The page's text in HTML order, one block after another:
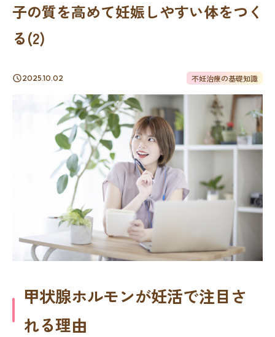
子の質を高めて妊娠しやすい体をつく
る(2)
2025.10.02 不妊治療の基礎知識
甲状腺ホルモンが妊活で注目さ
れる理由